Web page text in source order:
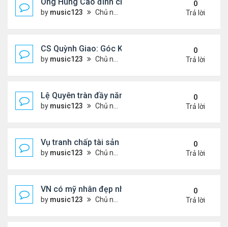
by music123 Chủ nhật Tháng 7 26, 2026 5:17 pm
0
Trả lời
CS Quỳnh Giao: Góc Khuất Của Căn Bệnh Đoạt
by music123 Chủ nhật Tháng 7 26, 2026 5:12 pm
0
Trả lời
Lệ Quyên tràn đầy năng lượng tại Mỹ
by music123 Chủ nhật Tháng 7 26, 2026 5:09 pm
0
Trả lời
Vụ tranh chấp tài sản của dv Đức Tiến
by music123 Chủ nhật Tháng 7 26, 2026 4:52 pm
0
Trả lời
VN có mỹ nhân đẹp như búp bê bỏ showbiz lấy
by music123 Chủ nhật Tháng 7 26, 2026 4:49 pm
0
Trả lời